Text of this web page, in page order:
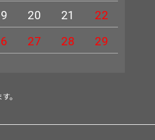
20 21
22
27 28
29
。